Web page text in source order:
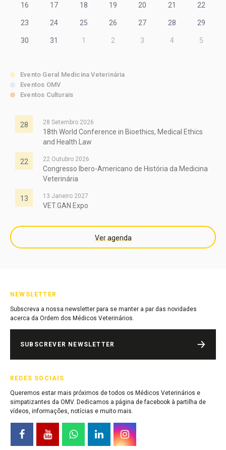
16 17 18 19 20 21 22
23 24 25 26 27 28 29
30 31 1 2 3 4 5
Evento Geral Medicina Veterinária
Eventos OMV
Eventos Culturais
28 28 Setembro 2026
18th World Conference in Bioethics, Medical Ethics
and Health Law
22 22 Outubro 2026
Congresso Ibero-Americano de História da Medicina
Veterinária
13 13 Janeiro 2027
VET.GAN Expo
Ver agenda
NEWSLETTER
Subscreva a nossa newsletter para se manter a par das novidades
acerca da Ordem dos Médicos Veterinários.
SUBSCREVER NEWSLETTER
REDES SOCIAIS
Queremos estar mais próximos de todos os Médicos Veterinários e
simpatizantes da OMV. Dedicamos a página de facebook à partilha de
vídeos, informações, notícias e muito mais.